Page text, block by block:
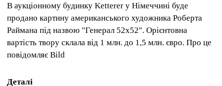
В аукціонному будинку Ketterer у Німеччині буде
продано картину американського художника Роберта
Раймана під назвою "Генерал 52х52". Орієнтовна
вартість твору склала від 1 млн. до 1,5 млн. євро. Про це
повідомляє Bild
Деталі